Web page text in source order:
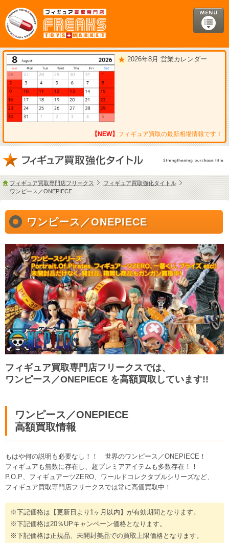
2026年8月 営業カレンダー
【NEW】 フィギュア買取の最新相場情報です！
フィギュア買取専門店フリークス
フィギュア買取強化タイトル
ワンピース／ONEPIECE
ワンピース／ONEPIECE
フィギュア買取専門店フリークスでは、
ワンピース／ONEPIECE を高額買取しています!!
ワンピース／ONEPIECE
高額買取情報
もはや何の説明も必要なし！！ 世界のワンピース／ONEPIECE！
フィギュアも無数に存在し、超プレミアアイテムも多数存在！！
P.O.P、フィギュアーツZERO、ワールドコレクタブルシリーズなど、
フィギュア買取専門店フリークスでは常に高価買取中！
※下記価格は【更新日より1ヶ月以内】が有効期間となります。
※下記価格は20％UPキャンペーン価格となります。
※下記価格は正規品、未開封美品での買取上限価格となります。